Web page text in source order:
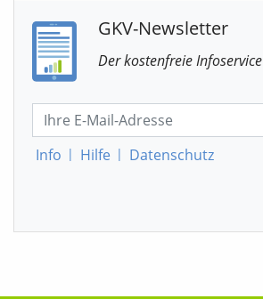
GKV-Newsletter
Der kostenfreie Infoservice
Info | Hilfe | Datenschutz